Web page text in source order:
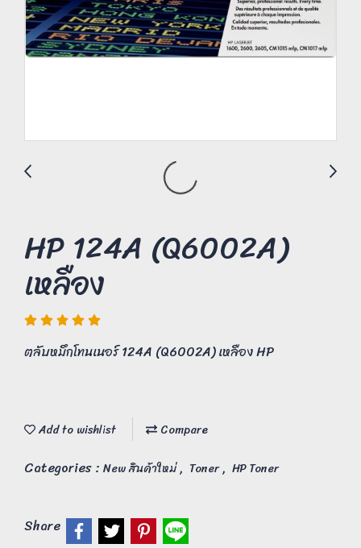
HP 124A (Q6002A)
เหลือง
ตลับหมึกโทนเนอร์ 124A (Q6002A) เหลือง HP
Add to wishlist Compare
Categories : New สินค้าใหม่, Toner, HP Toner
Share